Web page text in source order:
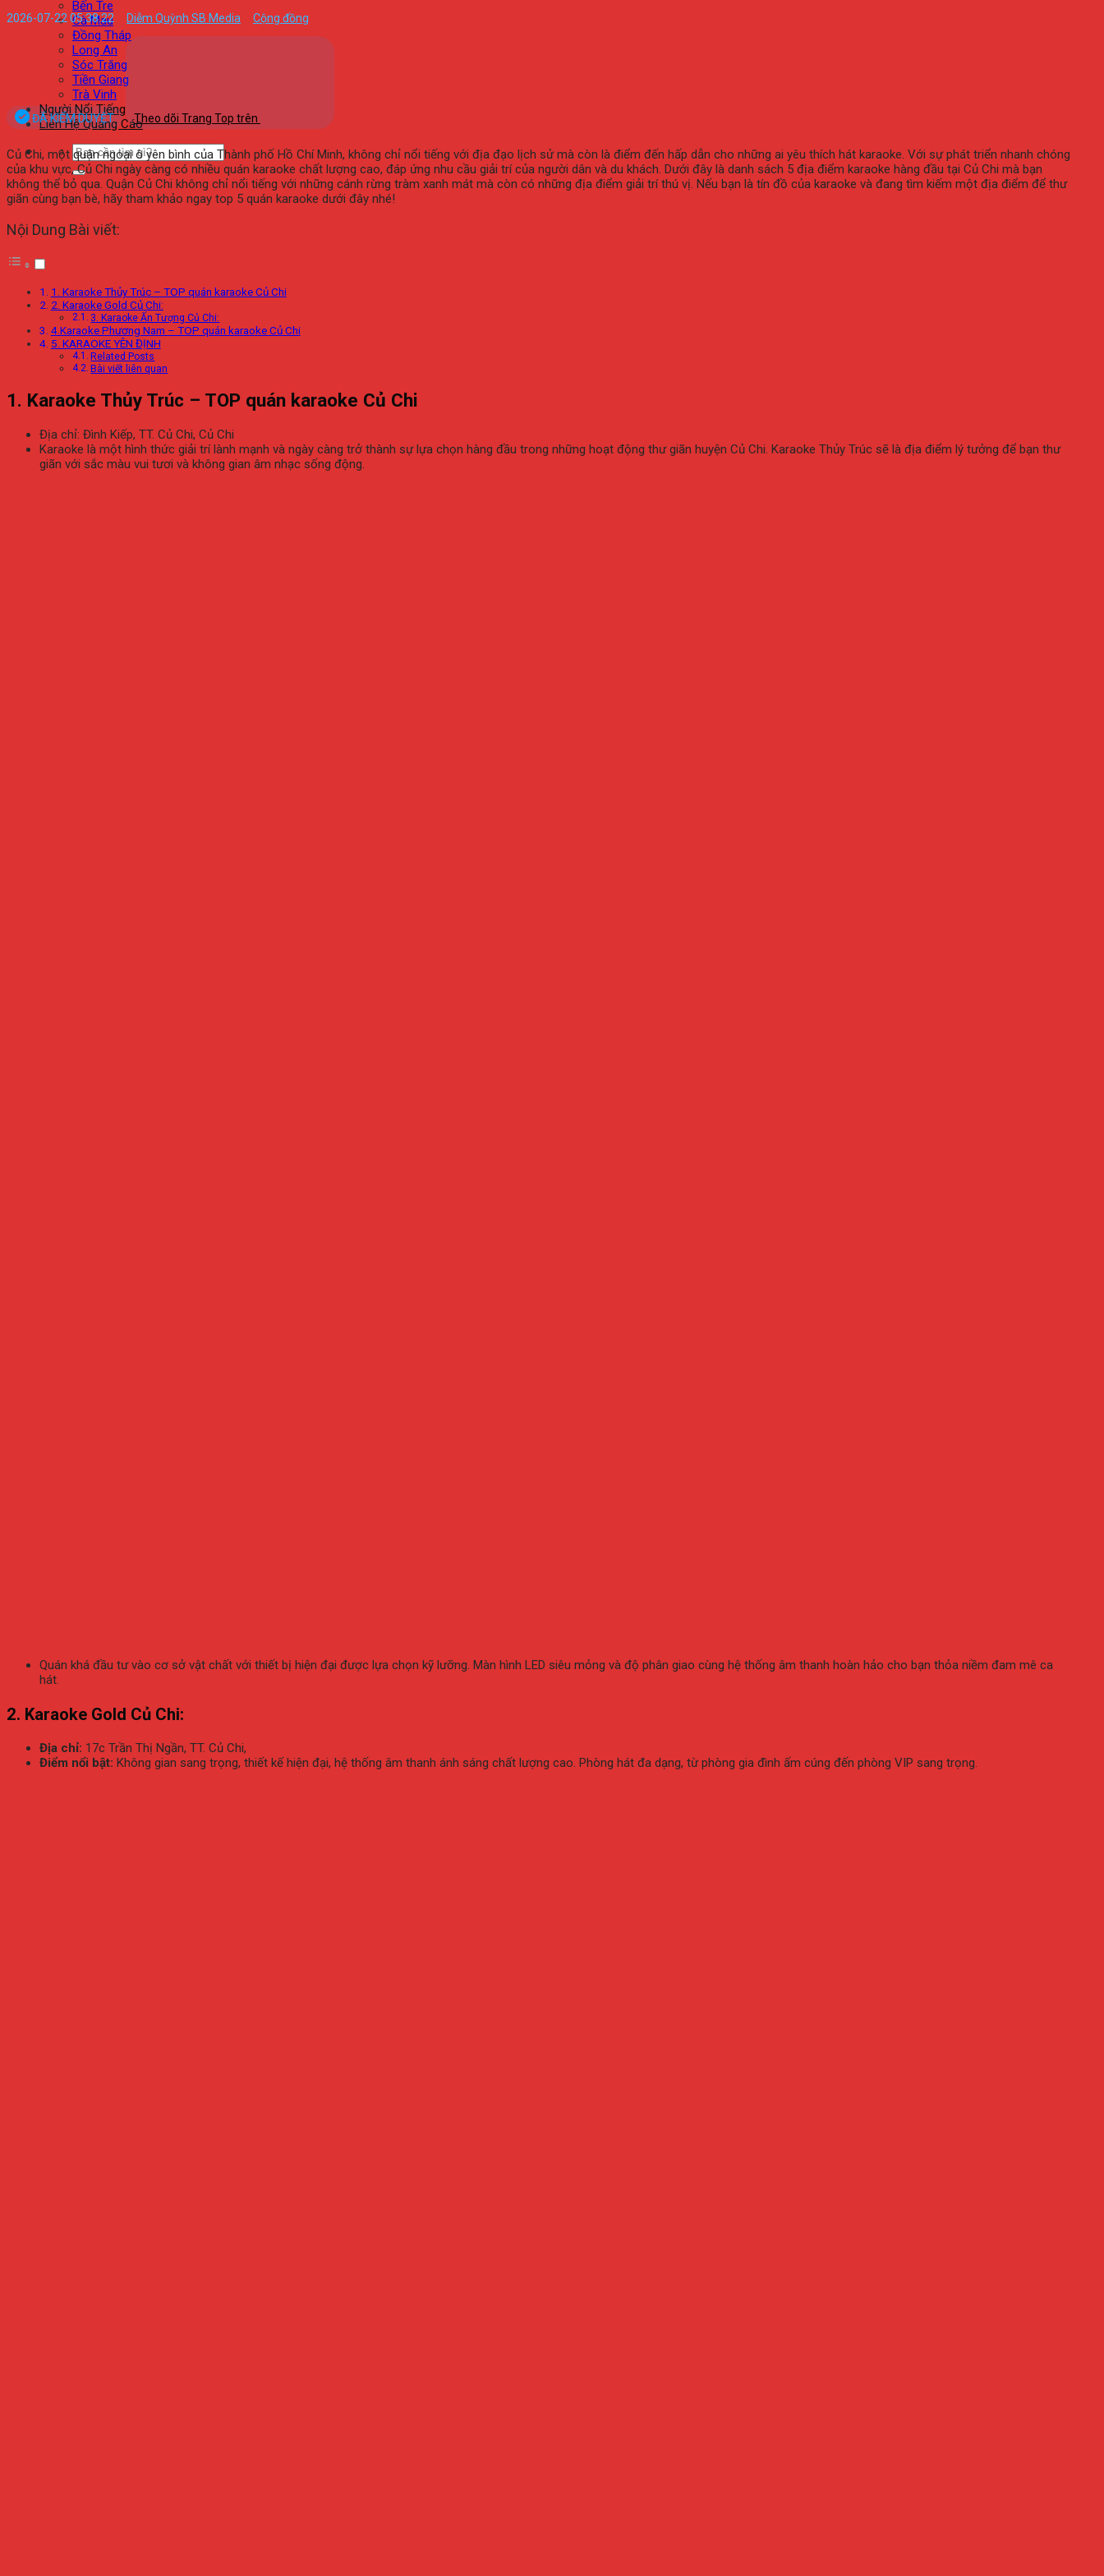
Bến Tre
Cà Mau
Đồng Tháp
Long An
Sóc Trăng
Tiền Giang
Trà Vinh
Người Nổi Tiếng
Liên Hệ Quảng Cáo
2026-07-22 05:38:22
Diễm Quỳnh SB Media
Cộng đồng
ĐÃ KIỂM DUYỆT Theo dõi Trang Top trên
Củ Chi, một quận ngoại ô yên bình của Thành phố Hồ Chí Minh, không chỉ nổi tiếng với địa đạo lịch sử mà còn là điểm đến hấp dẫn cho những ai yêu thích hát karaoke. Với sự phát triển nhanh chóng
của khu vực, Củ Chi ngày càng có nhiều quán karaoke chất lượng cao, đáp ứng nhu cầu giải trí của người dân và du khách. Dưới đây là danh sách 5 địa điểm karaoke hàng đầu tại Củ Chi mà bạn
không thể bỏ qua. Quận Củ Chi không chỉ nổi tiếng với những cánh rừng tràm xanh mát mà còn có những địa điểm giải trí thú vị. Nếu bạn là tín đồ của karaoke và đang tìm kiếm một địa điểm để thư
giãn cùng bạn bè, hãy tham khảo ngay top 5 quán karaoke dưới đây nhé!
Nội Dung Bài viết:
1. Karaoke Thủy Trúc – TOP quán karaoke Củ Chi
2. Karaoke Gold Củ Chi:
3. Karaoke Ấn Tượng Củ Chi:
4.Karaoke Phương Nam – TOP quán karaoke Củ Chi
5. KARAOKE YÊN ĐỊNH
Related Posts
Bài viết liên quan
1. Karaoke Thủy Trúc – TOP quán karaoke Củ Chi
Địa chỉ: Đình Kiếp, TT. Củ Chi, Củ Chi
Karaoke là một hình thức giải trí lành mạnh và ngày càng trở thành sự lựa chọn hàng đầu trong những hoạt động thư giãn huyện Củ Chi. Karaoke Thủy Trúc sẽ là địa điểm lý tưởng để bạn thư
giãn với sắc màu vui tươi và không gian âm nhạc sống động.
Quán khá đầu tư vào cơ sở vật chất với thiết bị hiện đại được lựa chọn kỹ lưỡng. Màn hình LED siêu mỏng và độ phân giao cùng hệ thống âm thanh hoàn hảo cho bạn thỏa niềm đam mê ca
hát.
2. Karaoke Gold Củ Chi:
Địa chỉ: 17c Trần Thị Ngần, TT. Củ Chi,
Điểm nổi bật: Không gian sang trọng, thiết kế hiện đại, hệ thống âm thanh ánh sáng chất lượng cao. Phòng hát đa dạng, từ phòng gia đình ấm cúng đến phòng VIP sang trọng.